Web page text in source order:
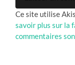
Ce site utilise
savoir plus sur la
commentaires